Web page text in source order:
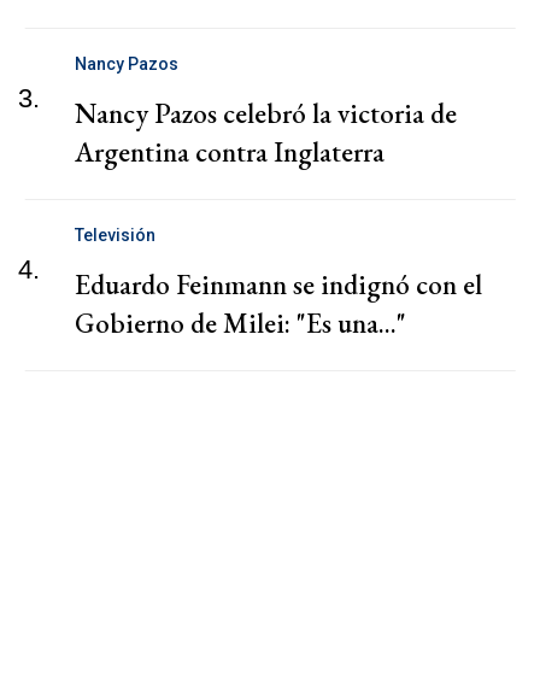
3.
Nancy Pazos
Nancy Pazos celebró la victoria de
Argentina contra Inglaterra
4.
Televisión
Eduardo Feinmann se indignó con el
Gobierno de Milei: "Es una..."